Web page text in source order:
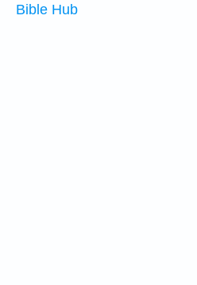
Bible Hub